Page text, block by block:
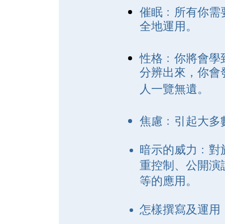
催眠﹕所有你需
全地運用。
性格﹕你將會學
分辨出來，你
人一覽無遺。
焦慮﹕引起大多
暗示的威力﹕對
重控制、公開演
等的應用。
怎樣撰寫及運用